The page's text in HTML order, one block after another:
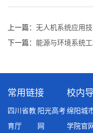
上一篇： 无人机系统应用
下一篇： 能源与环境系统
常用链接
四川省教
育厅
阳光高考
网
校内
绵阳城
学院官